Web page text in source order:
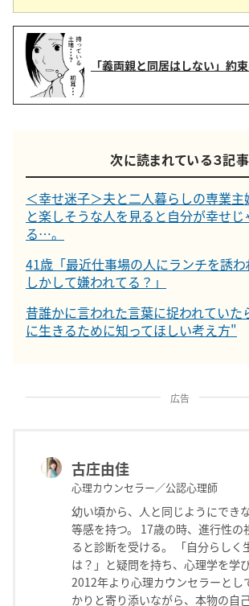
「義両親と同居はしない」約
次に読まれている３記事
＜幸せ迷子＞夫と二人暮らしの専業
と楽しそうな人を見ると自分が幸せじ
る…。
41歳「最近仕事場の人にランチを誘
しかして嫌われてる？」
昔誰かに言われた言葉に捉われてい
に生きるために知ってほしい考え方"
広告
古庄由佳
心理カウンセラー／公認心理師
幼い頃から、人と同じようにでき
等感を持つ。 17歳の時、進行性の
ると診断を受ける。 「自分らしく
は？」と疑問を持ち、心理学を学
2012年より心理カウンセラーとし
かりと寄り添いながら、本物の自